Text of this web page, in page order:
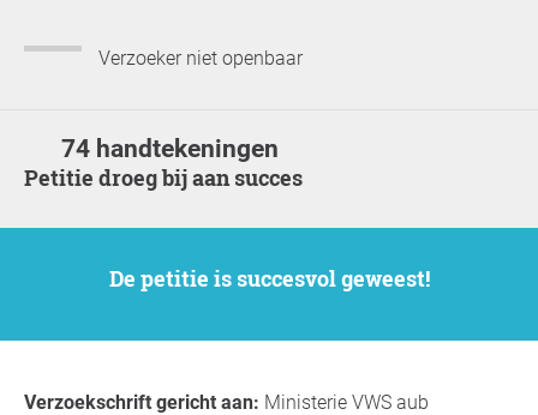
Verzoeker niet openbaar
74 handtekeningen
Petitie droeg bij aan succes
De petitie is succesvol geweest!
Verzoekschrift gericht aan: Ministerie VWS aub